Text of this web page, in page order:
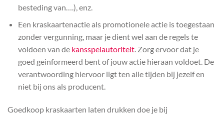
besteding van….), enz.
Een kraskaartenactie als promotionele actie is toegestaan
zonder vergunning, maar je dient wel aan de regels te
voldoen van de kansspelautoriteit. Zorg ervoor dat je
goed geinformeerd bent of jouw actie hieraan voldoet. De
verantwoording hiervoor ligt ten alle tijden bij jezelf en
niet bij ons als producent.
Goedkoop kraskaarten laten drukken doe je bij